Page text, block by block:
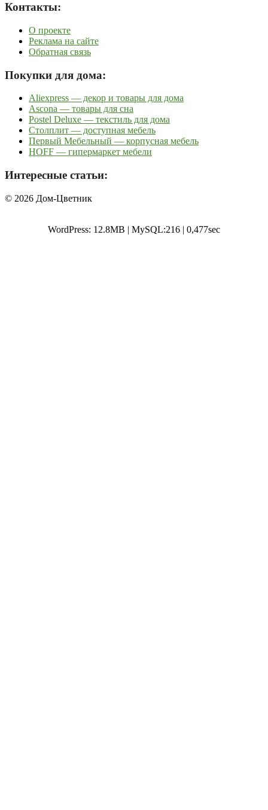
Контакты:
О проекте
Реклама на сайте
Обратная связь
Покупки для дома:
Aliexpress — декор и товары для дома
Ascona — товары для сна
Postel Deluxe — текстиль для дома
Столплит — доступная мебель
Первый Мебельный — корпусная мебель
HOFF — гипермаркет мебели
Интересные статьи:
© 2026 Дом-Цветник
WordPress: 12.8MB | MySQL:216 | 0,477sec